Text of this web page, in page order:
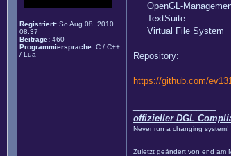
Registriert: So Aug 08, 2010
08:37
Beiträge: 460
Programmiersprache: C / C++
/ Lua
OpenGL-
TextSuite
Virtual File System
Repository:
https://github.com/
offizieller DGL
Never run a changing system!
Zuletzt geändert von end am